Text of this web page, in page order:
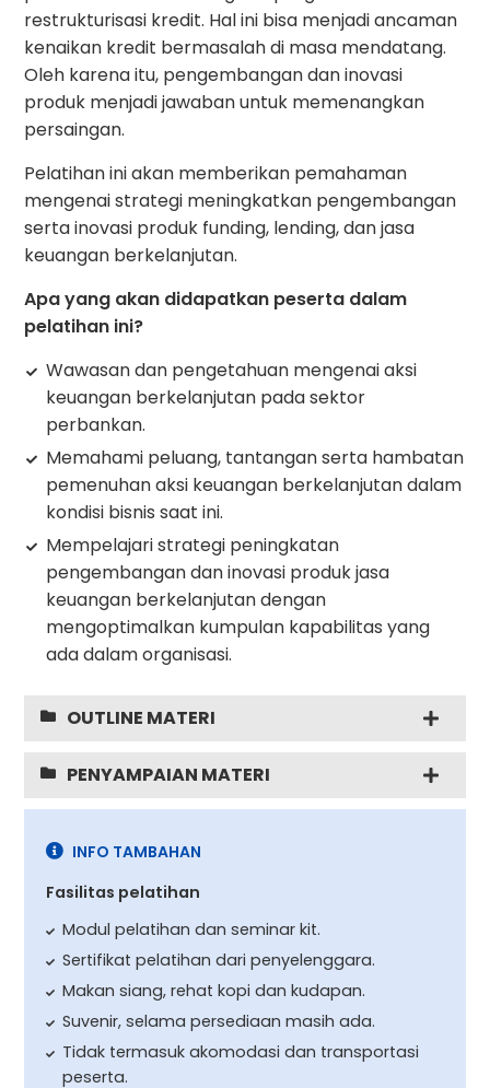
restrukturisasi kredit. Hal ini bisa menjadi ancaman
kenaikan kredit bermasalah di masa mendatang.
Oleh karena itu, pengembangan dan inovasi
produk menjadi jawaban untuk memenangkan
persaingan.
Pelatihan ini akan memberikan pemahaman
mengenai strategi meningkatkan pengembangan
serta inovasi produk funding, lending, dan jasa
keuangan berkelanjutan.
Apa yang akan didapatkan peserta dalam
pelatihan ini?
Wawasan dan pengetahuan mengenai aksi
keuangan berkelanjutan pada sektor
perbankan.
Memahami peluang, tantangan serta hambatan
pemenuhan aksi keuangan berkelanjutan dalam
kondisi bisnis saat ini.
Mempelajari strategi peningkatan
pengembangan dan inovasi produk jasa
keuangan berkelanjutan dengan
mengoptimalkan kumpulan kapabilitas yang
ada dalam organisasi.
OUTLINE MATERI
PENYAMPAIAN MATERI
INFO TAMBAHAN
Fasilitas pelatihan
Modul pelatihan dan seminar kit.
Sertifikat pelatihan dari penyelenggara.
Makan siang, rehat kopi dan kudapan.
Suvenir, selama persediaan masih ada.
Tidak termasuk akomodasi dan transportasi
peserta.